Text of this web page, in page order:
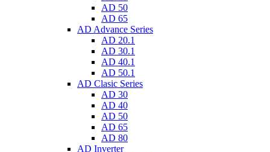
AD 50
AD 65
AD Advance Series
AD 20.1
AD 30.1
AD 40.1
AD 50.1
AD Clasic Series
AD 30
AD 40
AD 50
AD 65
AD 80
AD Inverter